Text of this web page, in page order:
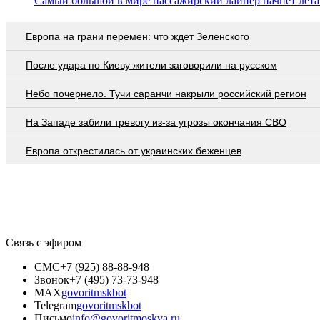
Европа на грани перемен: что ждет Зеленского
После удара по Киеву жители заговорили на русском
Небо почернело. Тучи саранчи накрыли российский регион
На Западе забили тревогу из-за угрозы окончания СВО
Европа открестилась от украинских беженцев
Связь с эфиром
СМС+7 (925) 88-88-948
Звонок+7 (495) 73-73-948
MAXgovoritmskbot
Telegramgovoritmskbot